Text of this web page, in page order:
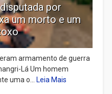
por
um morto e um
armamento de guerra
Lá Um homem
uma o... Leia Mais